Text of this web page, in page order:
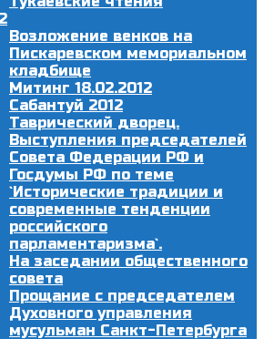
Возложение венков на
Пискаревском мемориальном
кладбище
Митинг 18.02.2012
Сабантуй 2012
Таврический дворец.
Выступления председателей
Совета Федерации РФ и
Госдумы РФ по теме
`Исторические традиции и
современные тенденции
российского
парламентаризма`.
На заседании общественного
совета
Прощание с председателем
Духовного управления
мусульман Санкт-Петербурга